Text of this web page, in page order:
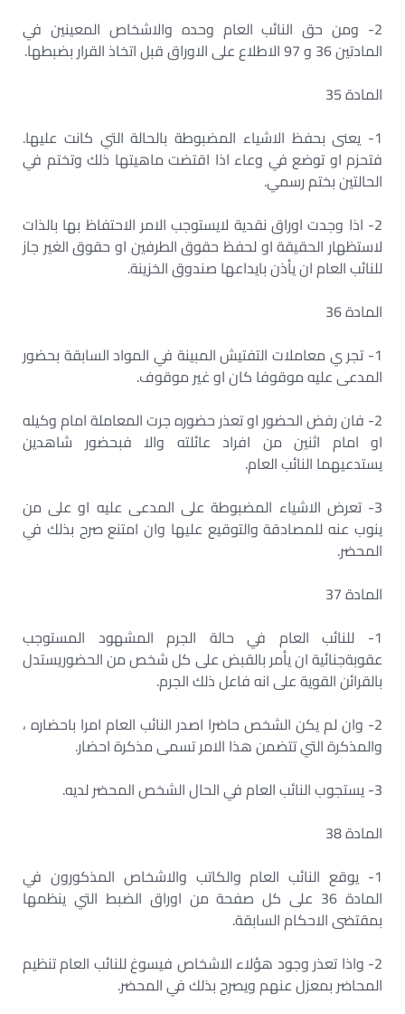
2- ومن حق النائب العام وحده والاشخاص المعينين في
المادتين 36 و 97 الاطلاع على الاوراق قبل اتخاذ القرار بضبطها.
المادة 35
1- يعنى بحفظ الاشياء المضبوطة بالحالة التي كانت عليها.
فتحزم او توضع في وعاء اذا اقتضت ماهيتها ذلك وتختم في
الحالتين بختم رسمي.
2- اذا وجدت اوراق نقدية لايستوجب الامر الاحتفاظ بها بالذات
لاستظهار الحقيقة او لحفظ حقوق الطرفين او حقوق الغير جاز
للنائب العام ان يأذن بايداعها صندوق الخزينة.
المادة 36
1- تجر ي معاملات التفتيش المبينة في المواد السابقة بحضور
المدعى عليه موقوفا كان او غير موقوف.
2- فان رفض الحضور او تعذر حضوره جرت المعاملة امام وكيله
او امام اثنين من افراد عائلته والا فبحضور شاهدين
يستدعيهما النائب العام.
3- تعرض الاشياء المضبوطة على المدعى عليه او على من
ينوب عنه للمصادقة والتوقيع عليها وان امتنع صرح بذلك في
المحضر.
المادة 37
1- للنائب العام في حالة الجرم المشهود المستوجب
عقوبةجنائية ان يأمر بالقبض على كل شخص من الحضوريستدل
بالقرائن القوية على انه فاعل ذلك الجرم.
2- وان لم يكن الشخص حاضرا اصدر النائب العام امرا باحضاره ،
والمذكرة التي تتضمن هذا الامر تسمى مذكرة احضار.
3- يستجوب النائب العام في الحال الشخص المحضر لديه.
المادة 38
1- يوقع النائب العام والكاتب والاشخاص المذكورون في
المادة 36 على كل صفحة من اوراق الضبط التي ينظمها
بمقتضى الاحكام السابقة.
2- واذا تعذر وجود هؤلاء الاشخاص فيسوغ للنائب العام تنظيم
المحاضر بمعزل عنهم ويصرح بذلك في المحضر.